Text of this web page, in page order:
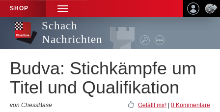
SHOP
TOGGLE
NAVIGATION
Schach
Nachrichten
Budva: Stichkämpfe um
Titel und Qualifikation
von ChessBase Gefällt mir! 0 Kommentare